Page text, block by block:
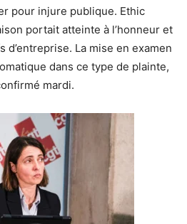
pour injure publique. Ethic
portait atteinte à l’honneur et
d’entreprise. La mise en examen
dans ce type de plainte,
mardi.